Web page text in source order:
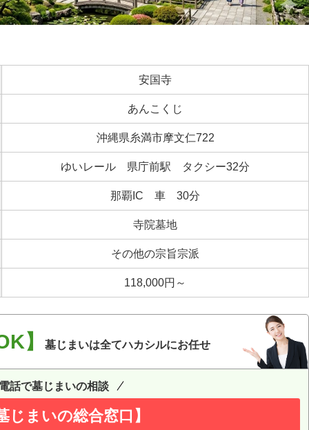
安国寺
あんこくじ
沖縄県糸満市摩文仁722
ゆいレール 県庁前駅 タクシー32分
那覇IC 車 30分
寺院墓地
その他の宗旨宗派
118,000円～
】 墓じまいは全てハカシルにお任せ
話で墓じまいの相談
じまいの総合窓口】